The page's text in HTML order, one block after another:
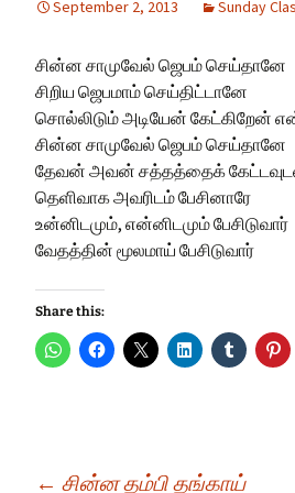
English Songs
September 2, 2013 Sunday
சின்ன சாமுவேல் ஜெபம் செய்தானே
சிறிய ஜெபமாம் செய்திட்டானே
சொல்லிடும் அடியேன் கேட்கிறேன்
சின்ன சாமுவேல் ஜெபம் செய்தானே
தேவன் அவன் சத்தத்தைக்
தெளிவாக அவரிடம் பேசினாரே
உன்னிடமும், என்னிடமும் பேசிடுவார்
வேதத்தின் மூலமாய் பேசிடுவார்
Share this:
← சின்ன தம்பி தங்காய்